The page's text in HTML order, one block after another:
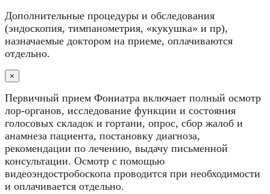
Дополнительные процедуры и обследования
(эндоскопия, тимпанометрия, «кукушка» и пр),
назначаемые доктором на приеме, оплачиваются
отдельно.
×
Первичный прием Фониатра включает полный осмотр
лор-органов, исследование функции и состояния
голосовых складок и гортани, опрос, сбор жалоб и
анамнеза пациента, постановку диагноза,
рекомендации по лечению, выдачу письменной
консультации. Осмотр с помощью
видеоэндостробоскопа проводится при необходимости
и оплачивается отдельно.